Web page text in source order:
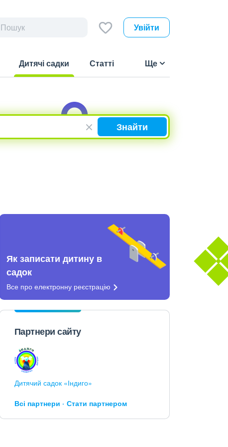
Увійти
Дитячі садки
Статті Ще
Знайти
Як записати дитину в
садок
Все про електронну реєстрацію
Партнери сайту
Дитячий садок «Індиго»
Всі партнери Стати партнером